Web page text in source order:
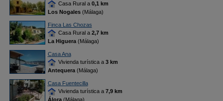
Casa Rural a 0,1 km
Los Nogales(Málaga)
Finca Las Chozas
Casa Rural a 2,7 km
La Higuera(Málaga)
Casa Ana
Vivienda turística a 3 km
Antequera(Málaga)
Casa Fuentecilla
Vivienda turística a 7,9 km
Álora(Málaga)